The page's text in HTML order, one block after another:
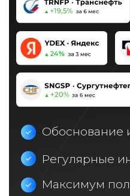
Вы также имеете
подарить подписку
Сколько
от Mozgovik